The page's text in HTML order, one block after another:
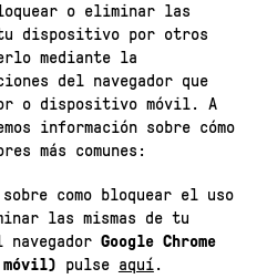
o eliminar las
dispositivo por otros
mediante la
del navegador que
o dispositivo móvil. A
información sobre cómo
más comunes:
como bloquear el uso
las mismas de tu
Google Chrome
pulse aquí.